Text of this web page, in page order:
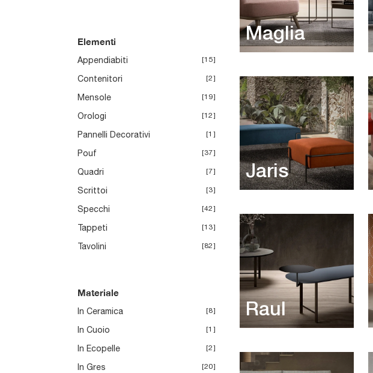
Elementi
Appendiabiti 15
Contenitori 2
Mensole 19
Orologi 12
Pannelli Decorativi 1
Pouf 37
Quadri 7
Scrittoi 3
Specchi 42
Tappeti 13
Tavolini 82
Materiale
In Ceramica 8
In Cuoio 1
In Ecopelle 2
In Gres 20
Maglia
Jaris
Raul